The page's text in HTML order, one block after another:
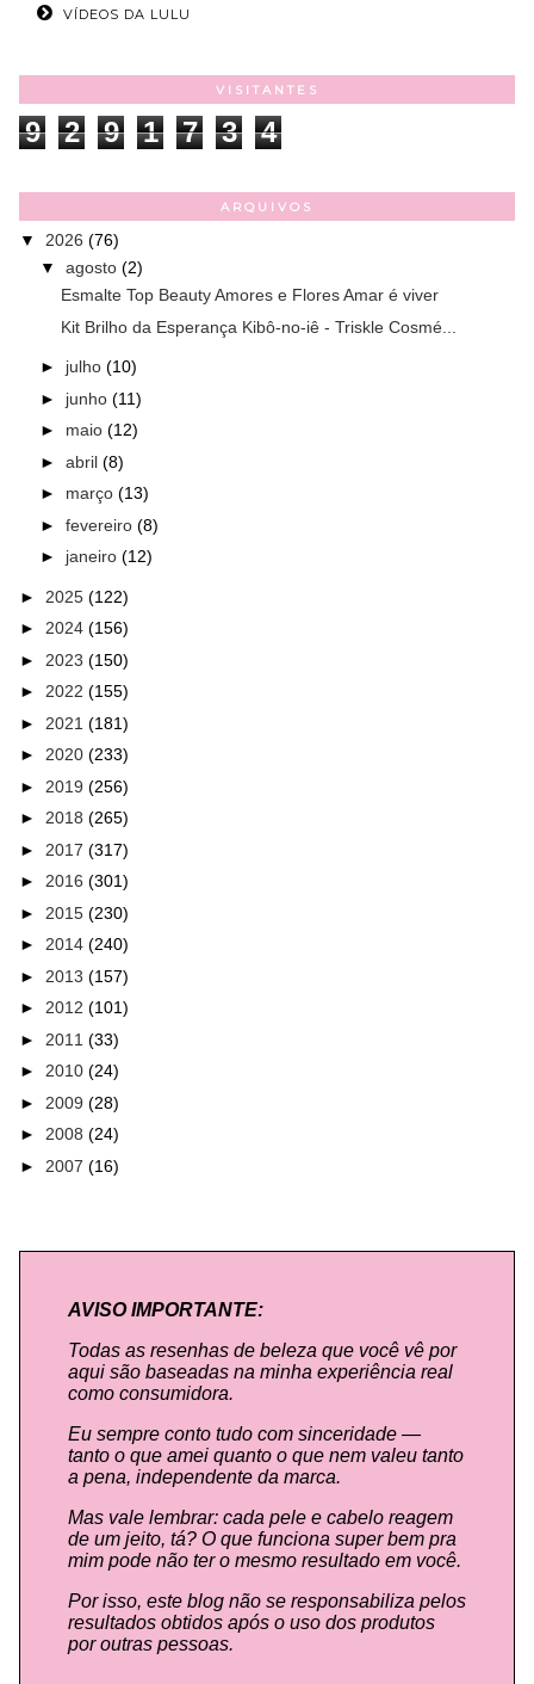
VÍDEOS DA LULU
VISITANTES
9 2 9 1 7 3 4
ARQUIVOS
▼ 2026 (76)
▼ agosto (2)
Esmalte Top Beauty Amores e Flores Amar é viver
Kit Brilho da Esperança Kibô-no-iê - Triskle Cosmé...
► julho (10)
► junho (11)
► maio (12)
► abril (8)
► março (13)
► fevereiro (8)
► janeiro (12)
► 2025 (122)
► 2024 (156)
► 2023 (150)
► 2022 (155)
► 2021 (181)
► 2020 (233)
► 2019 (256)
► 2018 (265)
► 2017 (317)
► 2016 (301)
► 2015 (230)
► 2014 (240)
► 2013 (157)
► 2012 (101)
► 2011 (33)
► 2010 (24)
► 2009 (28)
► 2008 (24)
► 2007 (16)
AVISO IMPORTANTE:
Todas as resenhas de beleza que você vê por
aqui são baseadas na minha experiência real
como consumidora.
Eu sempre conto tudo com sinceridade —
tanto o que amei quanto o que nem valeu tanto
a pena, independente da marca.
Mas vale lembrar: cada pele e cabelo reagem
de um jeito, tá? O que funciona super bem pra
mim pode não ter o mesmo resultado em você.
Por isso, este blog não se responsabiliza pelos
resultados obtidos após o uso dos produtos
por outras pessoas.